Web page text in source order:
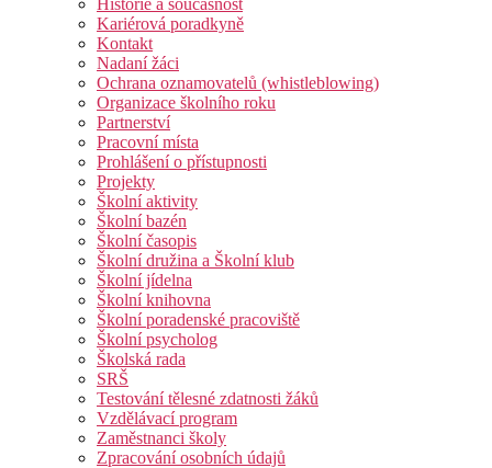
Kariérová poradkyně
Kontakt
Nadaní žáci
Ochrana oznamovatelů (whistleblowing)
Organizace školního roku
Partnerství
Pracovní místa
Prohlášení o přístupnosti
Projekty
Školní aktivity
Školní bazén
Školní časopis
Školní družina a Školní klub
Školní jídelna
Školní knihovna
Školní poradenské pracoviště
Školní psycholog
Školská rada
SRŠ
Testování tělesné zdatnosti žáků
Vzdělávací program
Zaměstnanci školy
Zpracování osobních údajů